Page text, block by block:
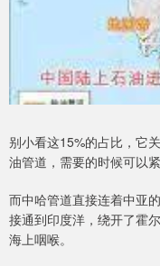
别小看这15%的占比，它
油管道，需要的时候可以
而中哈管道直接连着中亚
接通到印度洋，绕开了霍
海上咽喉。